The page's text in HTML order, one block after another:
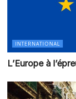
INTERNATIONAL
L’Europe à